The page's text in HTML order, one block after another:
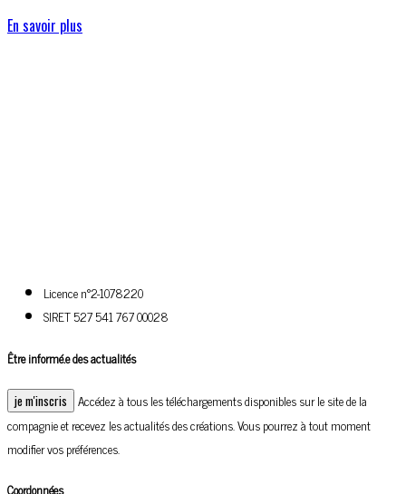
En savoir plus
Licence n°2-1078220
SIRET 527 541 767 00028
Être informé.e des actualités
Accédez à tous les téléchargements disponibles sur le site de la
compagnie et recevez les actualités des créations. Vous pourrez à tout moment
modifier vos préférences.
Coordonnées